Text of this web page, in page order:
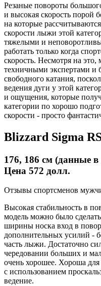
Резаные повороты
и высокая скорость порой
на которые
скорости лыжи этой
тяжелыми и
работать только когда
скорость. Несмотря на
техничными экспертами
свободного катания,
ведения дуги у этой
и ощущения, которые
категории по хорошо
скорости - просто
Blizzard Sigma
176, 186 см (данные
Цена 572 долл.
Отзывы спортсменов
Высокая стабильность в
модель можно было
ширины носка вход в
дополнительных усилий -
часть лыжи. Достаточно
чередовании больших и
очень хорошее. Хороша для
с использованием
ведение.